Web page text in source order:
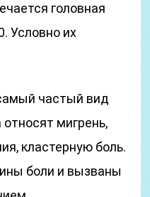
головная
Условно их
частый вид
мигрень,
кластерную боль.
боли и вызваны